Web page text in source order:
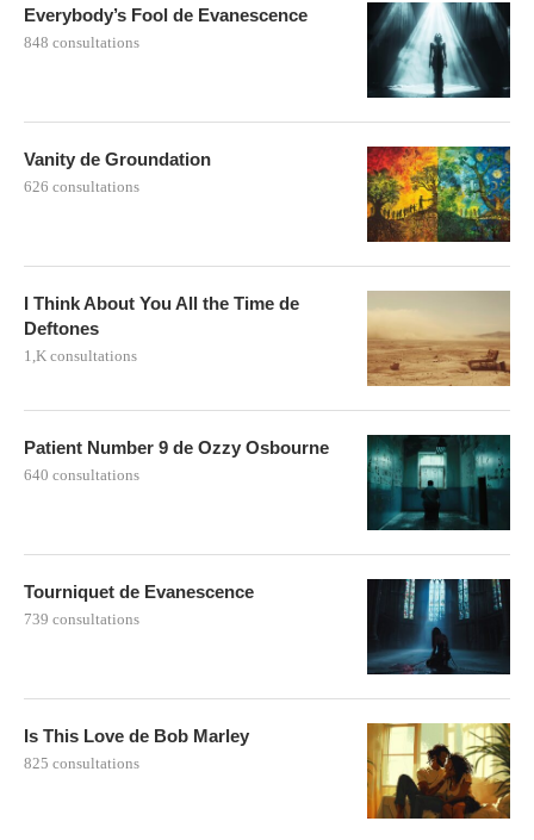
Everybody’s Fool de Evanescence
848 consultations
Vanity de Groundation
626 consultations
I Think About You All the Time de
Deftones
1,K consultations
Patient Number 9 de Ozzy Osbourne
640 consultations
Tourniquet de Evanescence
739 consultations
Is This Love de Bob Marley
825 consultations